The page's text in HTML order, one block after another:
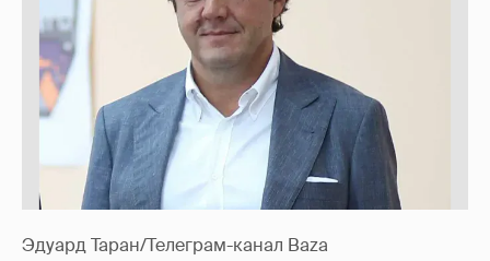
Эдуард Таран/Телеграм-канал Baza